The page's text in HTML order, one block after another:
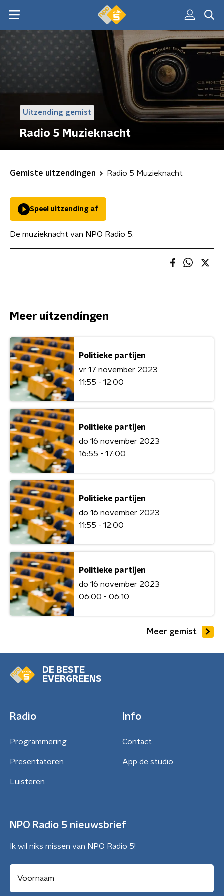
Uitzending gemist
Radio 5 Muzieknacht
Gemiste uitzendingen Radio 5 Muzieknacht
Speel uitzending af
De muzieknacht van NPO Radio 5.
Meer uitzendingen
Politieke partijen
vr 17 november 2023
11:55 - 12:00
Politieke partijen
do 16 november 2023
16:55 - 17:00
Politieke partijen
do 16 november 2023
11:55 - 12:00
Politieke partijen
do 16 november 2023
06:00 - 06:10
Meer gemist
DE BESTE
EVERGREENS
Radio
Programmering
Presentatoren
Luisteren
Info
Contact
App de studio
NPO Radio 5 nieuwsbrief
Ik wil niks missen van NPO Radio 5!